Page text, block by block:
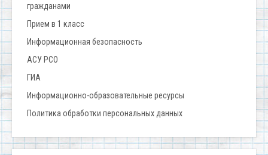
гражданами
Прием в 1 класс
Информационная безопасность
АСУ РСО
ГИА
Информационно-образовательные ресурсы
Политика обработки персональных данных